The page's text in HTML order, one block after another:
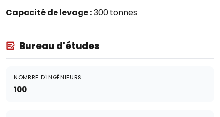
Capacité de levage :300 tonnes
Bureau d'études
NOMBRE D'INGÉNIEURS
100